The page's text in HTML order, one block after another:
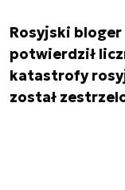
Rosyjski
potwierdził
katastrofy
został